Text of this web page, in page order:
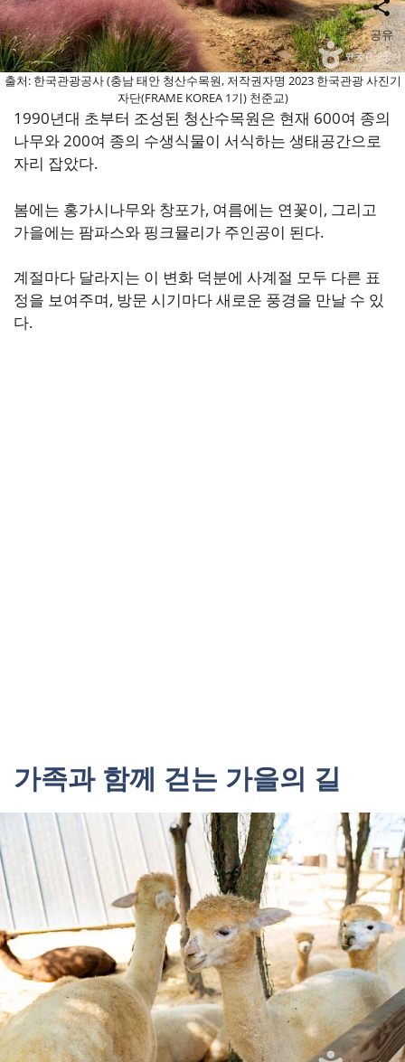
출처: 한국관광공사 (충남 태안 청산수목원, 저작권자명 2023 한국관광 사진기
자단(FRAME KOREA 1기) 천준교)
1990년대 초부터 조성된 청산수목원은 현재 600여 종의
나무와 200여 종의 수생식물이 서식하는 생태공간으로
자리 잡았다.
봄에는 홍가시나무와 창포가, 여름에는 연꽃이, 그리고
가을에는 팜파스와 핑크뮬리가 주인공이 된다.
계절마다 달라지는 이 변화 덕분에 사계절 모두 다른 표
정을 보여주며, 방문 시기마다 새로운 풍경을 만날 수 있
다.
가족과 함께 걷는 가을의 길
공유